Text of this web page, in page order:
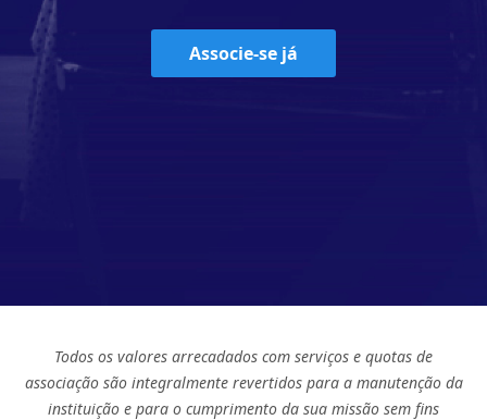
Associe-se já
Todos os valores arrecadados com serviços e quotas de
associação são integralmente revertidos para a manutenção da
instituição e para o cumprimento da sua missão sem fins